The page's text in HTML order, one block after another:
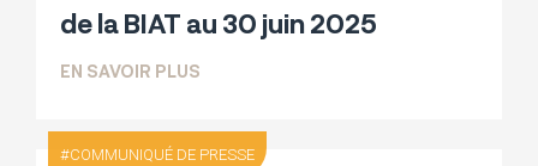
de la BIAT au 30 juin 2025
EN SAVOIR PLUS
COMMUNIQUÉ DE PRESSE